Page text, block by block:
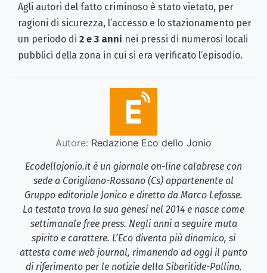
Agli autori del fatto criminoso è stato vietato, per
ragioni di sicurezza, l’accesso e lo stazionamento per
un periodo di 2 e 3 anni nei pressi di numerosi locali
pubblici della zona in cui si era verificato l’episodio.
Autore: Redazione Eco dello Jonio
Ecodellojonio.it è un giornale on-line calabrese con
sede a Corigliano-Rossano (Cs) appartenente al
Gruppo editoriale Jonico e diretto da Marco Lefosse.
La testata trova la sua genesi nel 2014 e nasce come
settimanale free press. Negli anni a seguire muta
spirito e carattere. L’Eco diventa più dinamico, si
attesta come web journal, rimanendo ad oggi il punto
di riferimento per le notizie della Sibaritide-Pollino.